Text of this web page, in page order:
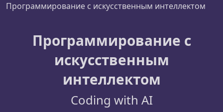
Программирование с искусственным интеллектом
Программирование с
искусственным
интеллектом
Coding with AI